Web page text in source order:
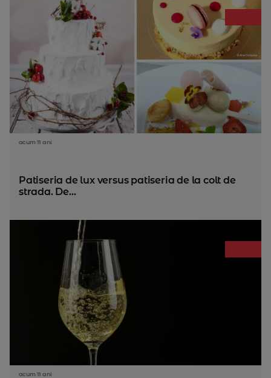
acum 11 ani
Patiseria de lux versus patiseria de la colt de
strada. De...
acum 11 ani